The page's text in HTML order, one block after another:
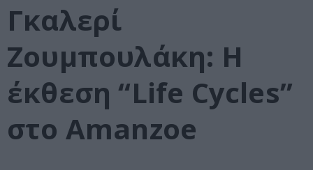
Γκαλερί
Ζουμπουλάκη: Η
έκθεση “Life Cycles”
στο Amanzoe